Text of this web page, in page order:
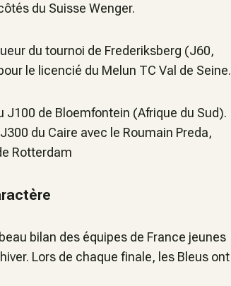
du Suisse Wenger.
du tournoi de Frederiksberg (J60,
le licencié du Melun TC Val de Seine.
J100 de Bloemfontein (Afrique du Sud).
du Caire avec le Roumain Preda,
Rotterdam
bilan des équipes de France jeunes
Lors de chaque finale, les Bleus ont